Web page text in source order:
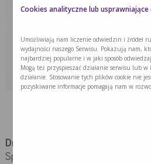
Dr n. med. Rafał Becht
Specjalista onkologii klinicznej i
Cookies analityczne lub usprawniające
Umożliwiają nam liczenie odwiedzin i źródeł
wydajności naszego Serwisu. Pokazują nam,
najbardziej popularne i w jaki sposób
Mogą też przyspieszać działanie serwisu lub
działanie. Stosowanie tych plików cookie nie
pozyskiwane informacje pomagają nam w